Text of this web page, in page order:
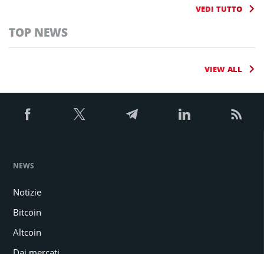
VEDI TUTTO
TOP NEWS
VIEW ALL
NEWS
Notizie
Bitcoin
Altcoin